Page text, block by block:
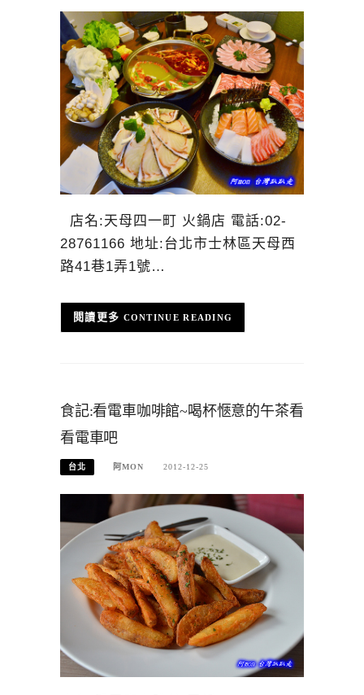
店名:天母四一町 火鍋店 電話:02-
28761166 地址:台北市士林區天母西
路41巷1弄1號…
CONTINUE READING
食記:看電車咖啡館~喝杯愜意的午茶看
看電車吧
台北 阿MON 2012-12-25